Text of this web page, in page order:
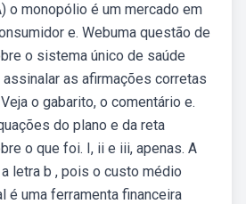
o monopólio é um mercado em
e. Webuma questão de
o sistema único de saúde
as afirmações corretas
o gabarito, o comentário e.
do plano e da reta
o que foi. I, ii e iii, apenas. A
letra b , pois o custo médio
é uma ferramenta financeira